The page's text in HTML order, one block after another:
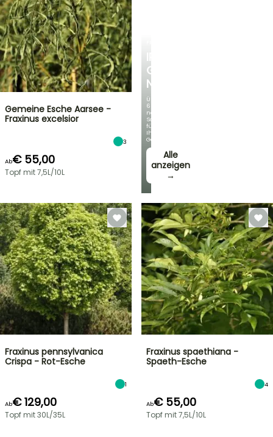
IRIS
GERMANICA
NEUHEITEN
Über
60
neue
Sorten
für
Ihren
Garten!
Alle
anzeigen
→
Gemeine Esche Aarsee -
Fraxinus excelsior
3
Ab€ 55,00
Topf mit 7,5L/10L
Fraxinus pennsylvanica
Crispa - Rot-Esche
1
Ab€ 129,00
Topf mit 30L/35L
Fraxinus spaethiana -
Spaeth-Esche
4
Ab€ 55,00
Topf mit 7,5L/10L